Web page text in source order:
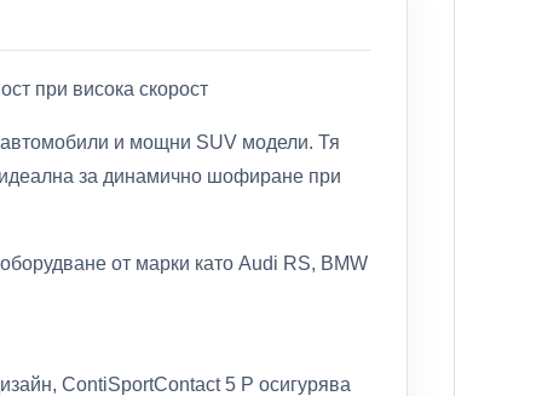
при висока скорост
автомобили и мощни SUV модели. Тя
идеална за динамично шофиране при
от марки като Audi RS, BMW
ContiSportContact 5 P осигурява